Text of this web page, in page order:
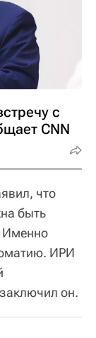
с
CNN
что
быть
Именно
ИРИ
он.